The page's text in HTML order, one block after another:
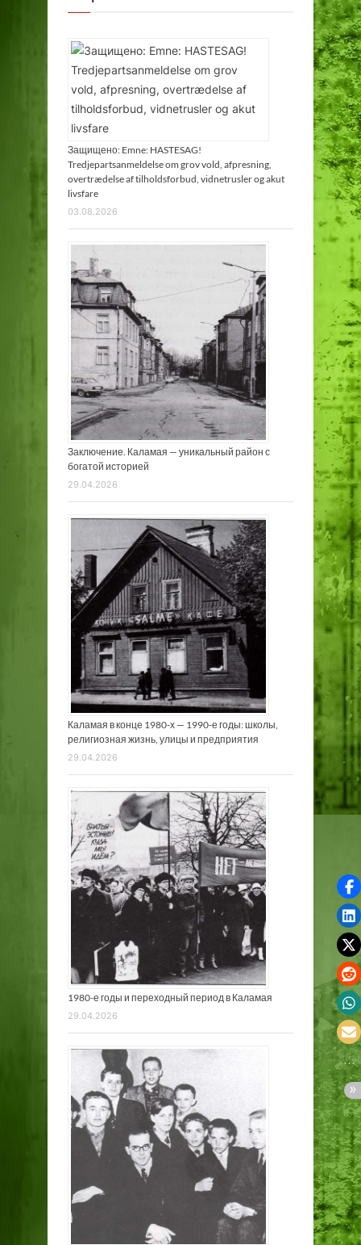
л
а
н
д
с
к
о
г
о
с
т
и
о
н
а
Защищено: Emne: HASTESAG!
Tredjepartsanmeldelse om grov vold, afpresning,
overtrædelse af tilholdsforbud, vidnetrusler og akut
livsfare
03.08.2026
Заключение. Каламая — уникальный район с
богатой историей
29.04.2026
Каламая в конце 1980-х — 1990-е годы: школы,
религиозная жизнь, улицы и предприятия
29.04.2026
1980-е годы и переходный период в Каламая
29.04.2026